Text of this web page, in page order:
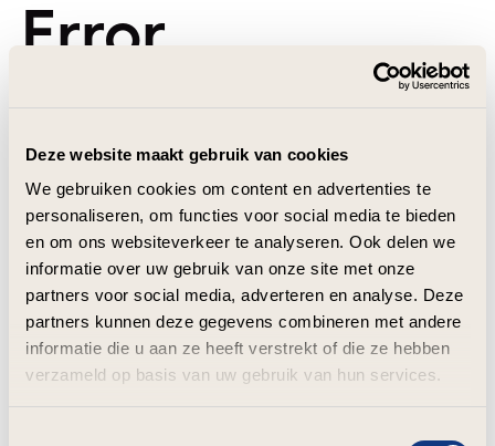
Deze website maakt gebruik van cookies
We gebruiken cookies om content en advertenties te
personaliseren, om functies voor social media te bieden
en om ons websiteverkeer te analyseren. Ook delen we
informatie over uw gebruik van onze site met onze
partners voor social media, adverteren en analyse. Deze
partners kunnen deze gegevens combineren met andere
informatie die u aan ze heeft verstrekt of die ze hebben
verzameld op basis van uw gebruik van hun services.
Error